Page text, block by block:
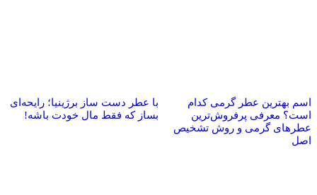
اسم بهترین عطر گرمی کدام
است؟ معرفی پرفروش‌ترین
عطرهای گرمی و روش تشخیص
اصل
با عطر دست‌ ساز برژینیا؛ رایحه‌ای
بساز که فقط مال خودت باشه!